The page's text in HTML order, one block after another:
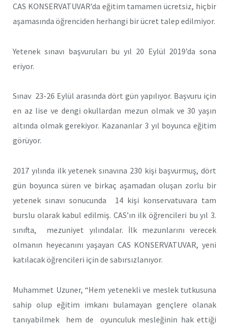
CAS KONSERVATUVAR’da eğitim tamamen ücretsiz, hiçbir
aşamasında öğrenciden herhangi bir ücret talep edilmiyor.
Yetenek sınavı başvuruları bu yıl 20 Eylül 2019’da sona
eriyor.
Sınav 23-26 Eylül arasında dört gün yapılıyor. Başvuru için
en az lise ve dengi okullardan mezun olmak ve 30 yaşın
altında olmak gerekiyor. Kazananlar 3 yıl boyunca eğitim
görüyor.
2017 yılında ilk yetenek sınavına 230 kişi başvurmuş, dört
gün boyunca süren ve birkaç aşamadan oluşan zorlu bir
yetenek sınavı sonucunda 14 kişi konservatuvara tam
burslu olarak kabul edilmiş. CAS’ın ilk öğrencileri bu yıl 3.
sınıfta, mezuniyet yılındalar. İlk mezunlarını verecek
olmanın heyecanını yaşayan CAS KONSERVATUVAR, yeni
katılacak öğrencileri için de sabırsızlanıyor.
Muhammet Uzuner, “Hem yetenekli ve meslek tutkusuna
sahip olup eğitim imkanı bulamayan gençlere olanak
tanıyabilmek hem de oyunculuk mesleğinin hak ettiği